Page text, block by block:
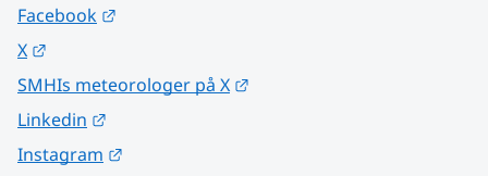
Facebook
X
SMHIs meteorologer på X
Linkedin
Instagram